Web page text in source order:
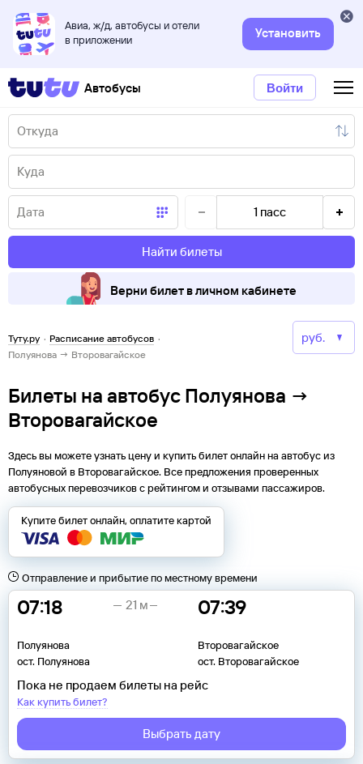
Авиа, ж/д, автобусы и отели
в приложении
Установить
Автобусы Войти
1 пасс
Найти билеты
Верни билет в личном кабинете
Туту.ру · Расписание автобусов ·
Полуянова → Второвагайское
Билеты на автобус Полуянова →
Второвагайское
Здесь вы можете узнать цену и купить билет онлайн на автобус из
Полуяновой в Второвагайское. Все предложения проверенных
автобусных перевозчиков с рейтингом и отзывами пассажиров.
Купите билет онлайн, оплатите картой
Отправление и прибытие по местному времени
07:18
Полуянова
ост. Полуянова
07:39
Второвагайское
ост. Второвагайское
21 м
Пока не продаем билеты на рейс
Как купить билет?
Выбрать дату